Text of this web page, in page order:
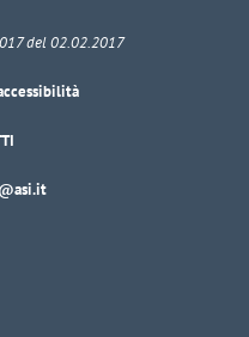
del 02.02.2017